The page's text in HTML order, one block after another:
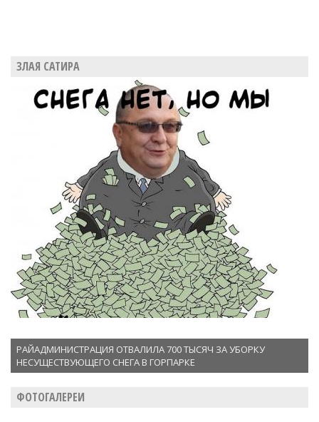
ЗЛАЯ САТИРА
РАЙАДМИНИСТРАЦИЯ ОТВАЛИЛА 700 ТЫСЯЧ ЗА УБОРКУ
НЕСУЩЕСТВУЮЩЕГО СНЕГА В ГОРПАРКЕ
ФОТОГАЛЕРЕИ